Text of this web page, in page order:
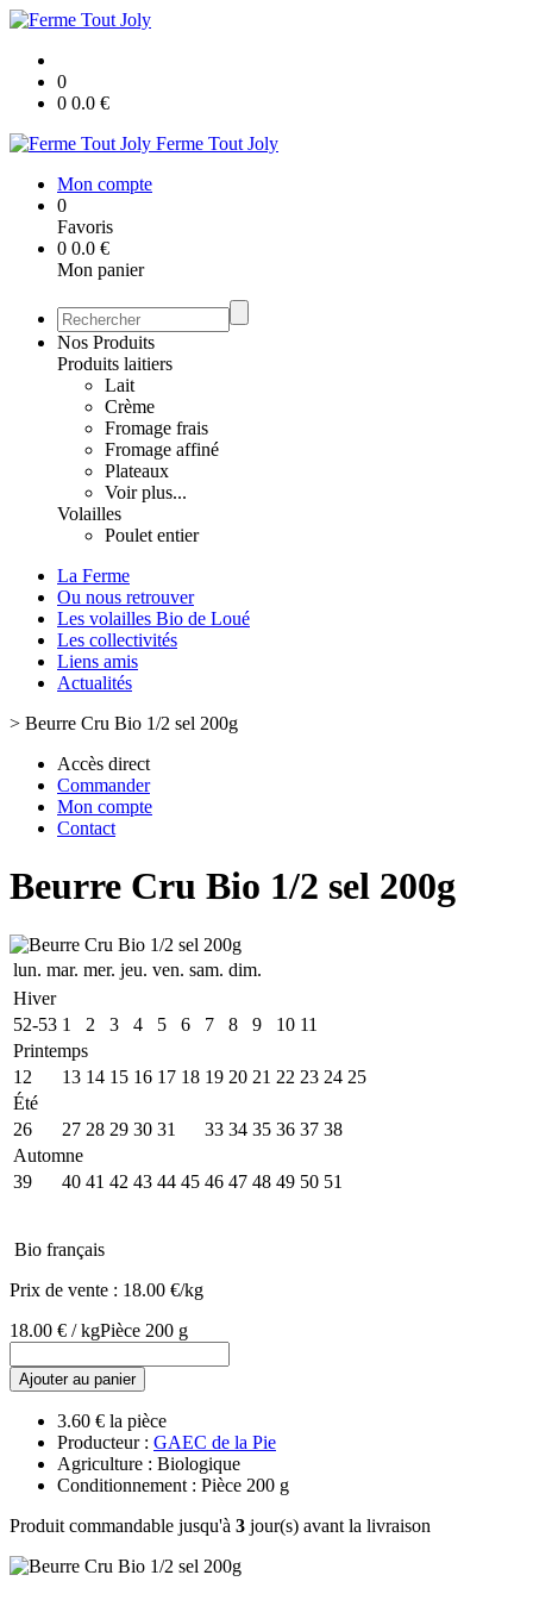
0
0 0.0 €
Ferme Tout Joly
Mon compte
0
Favoris
0 0.0 €
Mon panier
Nos Produits
Produits laitiers
Lait
Crème
Fromage frais
Fromage affiné
Plateaux
Voir plus...
Volailles
Poulet entier
La Ferme
Ou nous retrouver
Les volailles Bio de Loué
Les collectivités
Liens amis
Actualités
> Beurre Cru Bio 1/2 sel 200g
Accès direct
Commander
Mon compte
Contact
Beurre Cru Bio 1/2 sel 200g
lun. mar. mer. jeu. ven. sam. dim.
Hiver
52-53 1 2 3 4 5 6 7 8 9 10 11
Printemps
12
13 14 15 16 17 18 19 20 21 22 23 24 25
Été
26
27 28 29 30 31 33 34 35 36 37 38
Automne
39
40 41 42 43 44 45 46 47 48 49 50 51
Bio français
Prix de vente : 18.00 €/kg
18.00 € / kgPièce 200 g
Ajouter au panier
3.60 € la pièce
Producteur : GAEC de la Pie
Agriculture : Biologique
Conditionnement : Pièce 200 g
Produit commandable jusqu'à 3 jour(s) avant la livraison